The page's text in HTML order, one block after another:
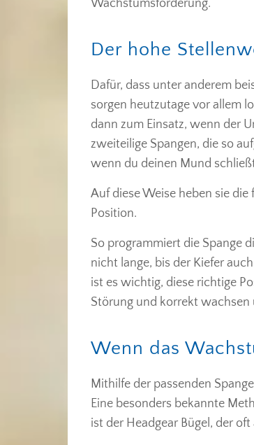
Wachstumsförderung.
Der hohe
Dafür, dass unter anderem
sorgen heutzutage vor allem
dann zum Einsatz, wenn der
zweiteilige Spangen, die so
wenn du deinen Mund
Auf diese Weise heben sie
Position.
So programmiert die Spange
nicht lange, bis der Kiefer
ist es wichtig, diese richtige
Störung und korrekt wachsen
Wenn das
Mithilfe der passenden
Eine besonders bekannte
ist der Headgear Bügel, der